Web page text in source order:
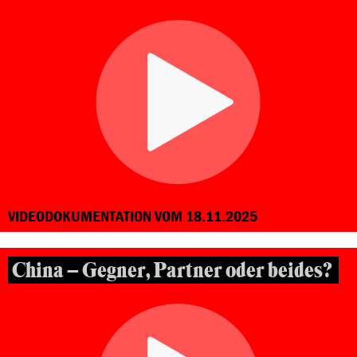
VIDEODOKUMENTATION VOM 18.11.2025
China – Gegner, Partner oder beides?